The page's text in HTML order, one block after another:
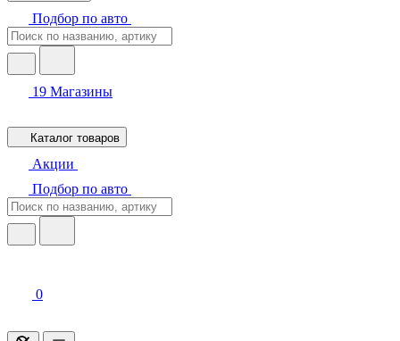
Подбор по авто
19 Магазины
Каталог товаров
Акции
Подбор по авто
0